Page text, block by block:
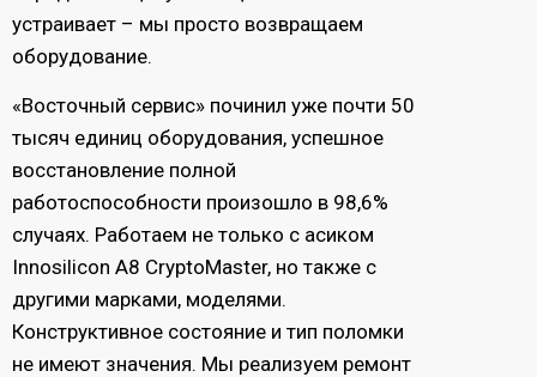
устраивает – мы просто возвращаем
оборудование.
«Восточный сервис» починил уже почти 50
тысяч единиц оборудования, успешное
восстановление полной
работоспособности произошло в 98,6%
случаях. Работаем не только с асиком
Innosilicon A8 CryptoMaster, но также с
другими марками, моделями.
Конструктивное состояние и тип поломки
не имеют значения. Мы реализуем ремонт